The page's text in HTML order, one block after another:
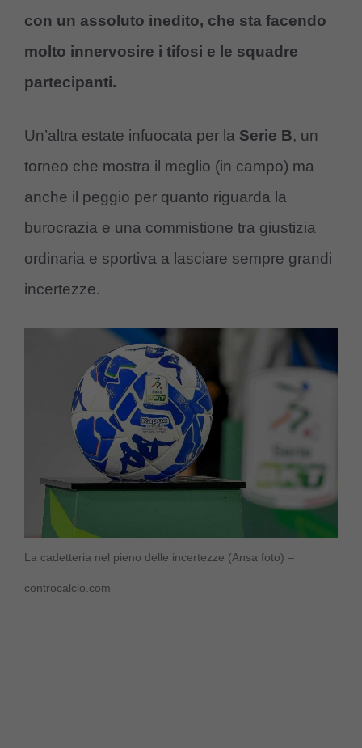
con un assoluto inedito, che sta facendo
molto innervosire i tifosi e le squadre
partecipanti.
Un’altra estate infuocata per la Serie B, un
torneo che mostra il meglio (in campo) ma
anche il peggio per quanto riguarda la
burocrazia e una commistione tra giustizia
ordinaria e sportiva a lasciare sempre grandi
incertezze.
La cadetteria nel pieno delle incertezze (Ansa foto) –
controcalcio.com